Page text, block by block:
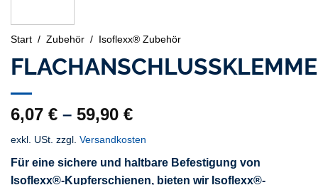
Start / Zubehör / Isoflexx® Zubehör
6,07 € – 59,90 €
exkl. USt. zzgl. Versandkosten
Für eine sichere und haltbare Befestigung von
Isoflexx®-Kupferschienen, bieten wir Isoflexx®-